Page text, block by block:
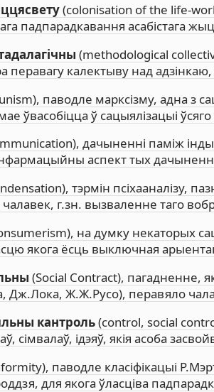
(colonisation of the life-
падпарадкавання асабістага
(methodological
перавагу калектыву над
паводле марксізму, адна з
ўвасобіцца ў сацыялізацыі
дачыненні паміж
аспект тых
тэрмін псіхааналізу,
чалавек, г.зн. вызваленне таго
на думку некаторых
якога ёсць выключная
(Social Contract), пагадненне,
Дж.Лока, Ж.Ж.Русо), перавяло
кантроль(control, social
сімвалаў, ідэяў, якія асоба
паводле класіфікацыі
для якога ўласціва